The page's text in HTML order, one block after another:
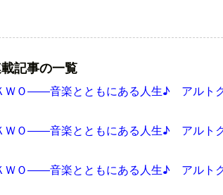
記事の一覧
ＷＯ――音楽とともにある人生♪ アルト
ＷＯ――音楽とともにある人生♪ アルト
ＷＯ――音楽とともにある人生♪ アルト